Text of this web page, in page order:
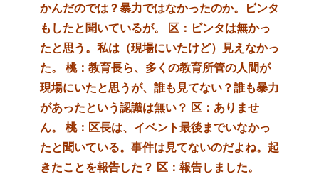
かんだのでは？暴力ではなかったのか。ビンタ
もしたと聞いているが。
区：ビンタは無かっ
たと思う。私は（現場にいたけど）見えなかっ
た。
桃：教育長ら、多くの教育所管の人間が
現場にいたと思うが、誰も見てない？誰も暴力
があったという認識は無い？ 区：ありませ
ん。
桃：区長は、イベント最後までいなかっ
たと聞いている。事件は見てないのだよね。起
きたことを報告した？ 区：報告しました。